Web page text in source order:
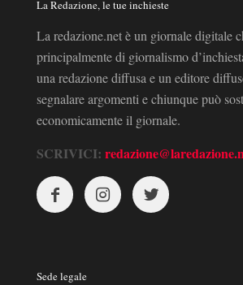
La Redazione, le tue inchieste
La redazione.net è un giornale digitale
principalmente di giornalismo
una redazione diffusa e un editore
segnalare argomenti e chiunque può
economicamente il giornale.
SCRIVICI:
Sede legale